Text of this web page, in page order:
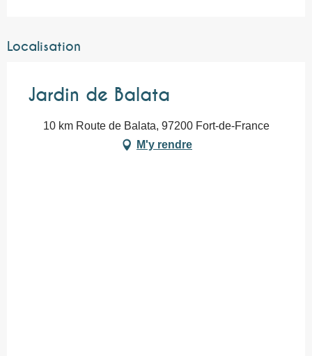
Localisation
Jardin de Balata
10 km Route de Balata, 97200 Fort-de-France
M'y rendre